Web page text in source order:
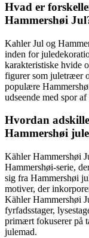
Hvad er
Hammershøi
Kahler Jul og
inden for
karakteristiske hvide
figurer som juletræer
populære
udseende med spor
Hvordan
Hammershøi
Kähler Hammershøi
Hammershøi-serie,
sig fra Hammershøi
motiver, der
Kähler Hammershøi
fyrfadsstager,
primært fokuserer på
julemad.